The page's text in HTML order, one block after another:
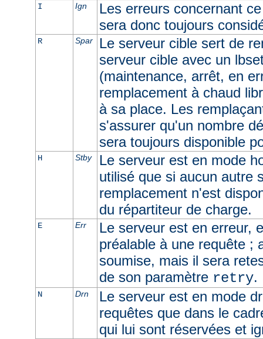
I Ign
Les erreurs concernant
sera donc toujours
R Spar
Le serveur cible sert de
serveur cible avec un
(maintenance, arrêt, en
remplacement à chaud
à sa place. Les
s'assurer qu'un nombre
sera toujours disponible
H Stby
Le serveur est en mode
utilisé que si aucun autre
remplacement n'est
du répartiteur de charge.
E Err
Le serveur est en erreur,
préalable à une requête ;
soumise, mais il sera
de son paramètre retry.
N Drn
Le serveur est en mode
requêtes que dans le
qui lui sont réservées et